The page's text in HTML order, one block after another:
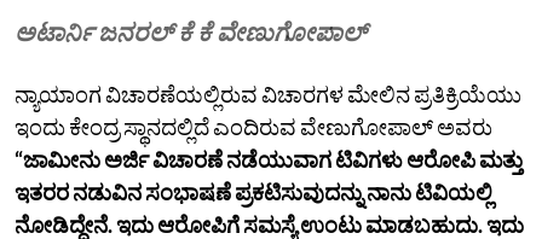
ಅಟಾರ್ನಿ ಜನರಲ್ ಕೆ ಕೆ ವೇಣುಗೋಪಾಲ್
ನ್ಯಾಯಾಂಗ ವಿಚಾರಣೆಯಲ್ಲಿರುವ ವಿಚಾರಗಳ ಮೇಲಿನ ಪ್ರತಿಕ್ರಿಯೆಯು
ಇಂದು ಕೇಂದ್ರ ಸ್ಥಾನದಲ್ಲಿದೆ ಎಂದಿರುವ ವೇಣುಗೋಪಾಲ್ ಅವರು
“ಜಾಮೀನು ಅರ್ಜಿ ವಿಚಾರಣೆ ನಡೆಯುವಾಗ ಟಿವಿಗಳು ಆರೋಪಿ ಮತ್ತು
ಇತರರ ನಡುವಿನ ಸಂಭಾಷಣೆ ಪ್ರಕಟಿಸುವುದನ್ನು ನಾನು ಟಿವಿಯಲ್ಲಿ
ನೋಡಿದ್ದೇನೆ. ಇದು ಆರೋಪಿಗೆ ಸಮಸ್ಯೆ ಉಂಟು ಮಾಡಬಹುದು. ಇದು